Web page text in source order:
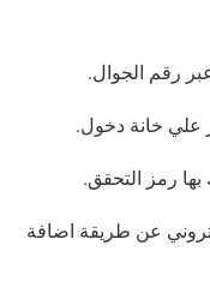
رقم الجوال.
علي خانة دخول.
رمز التحقق.
عن طريقة اضافة